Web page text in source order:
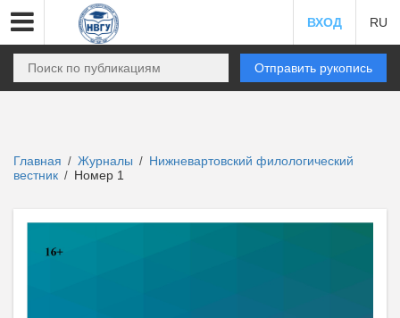
ВХОД RU
Отправить рукопись
Главная / Журналы / Нижневартовский филологический
вестник / Номер 1